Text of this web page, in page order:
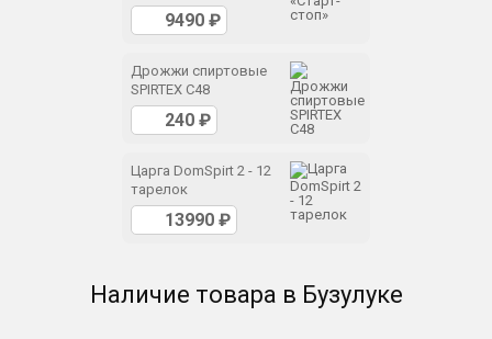
Дрожжи спиртовые
SPIRTEX C48
Царга DomSpirt 2 - 12
тарелок
Наличие товара в Бузулуке